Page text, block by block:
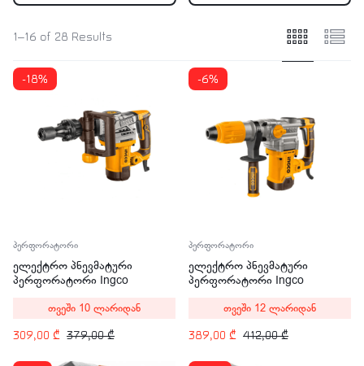
1–16 of 28 Results
-18%
პერფორატორი
ელექტრო პნევმატური
პერფორატორი Ingco
379,00₾
309,00 ₾
თვეში 10 ლარიდან
-6%
პერფორატორი
ელექტრო პნევმატური
პერფორატორი Ingco
412,00₾
389,00 ₾
თვეში 12 ლარიდან